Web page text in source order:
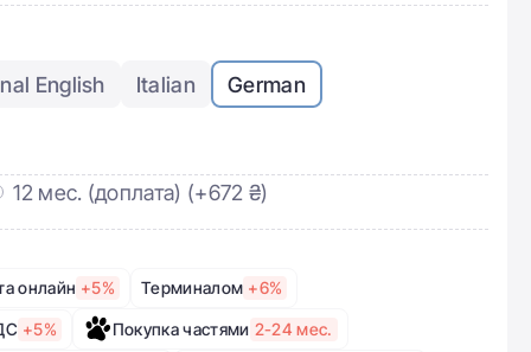
English Italian German
12 мес. (доплата) (+672 ₴)
онлайн +5% Терминалом +6%
+5% Покупка частями 2-24 мес.